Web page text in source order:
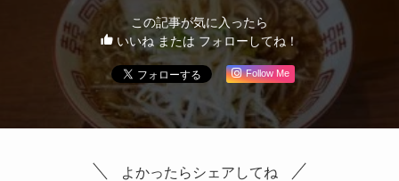
この記事が気に入ったら
いいね または フォローしてね！
Follow Me
よかったらシェアしてね